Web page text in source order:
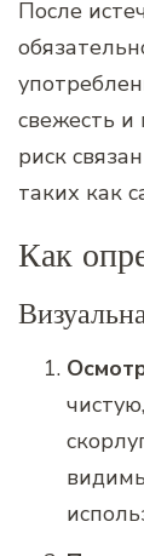
После
свежесть и
риск
таких как
Как